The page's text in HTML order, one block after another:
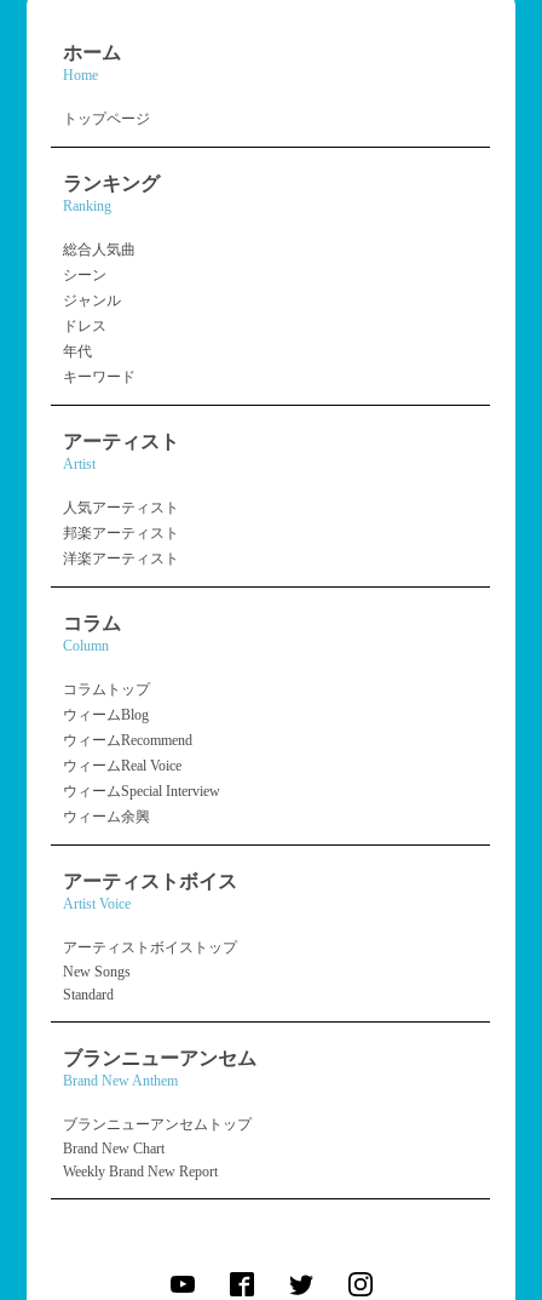
ホーム
Home
トップページ
ランキング
Ranking
総合人気曲
シーン
ジャンル
ドレス
年代
キーワード
アーティスト
Artist
人気アーティスト
邦楽アーティスト
洋楽アーティスト
コラム
Column
コラムトップ
ウィームBlog
ウィームRecommend
ウィームReal Voice
ウィームSpecial Interview
ウィーム余興
アーティストボイス
Artist Voice
アーティストボイストップ
New Songs
Standard
ブランニューアンセム
Brand New Anthem
ブランニューアンセムトップ
Brand New Chart
Weekly Brand New Report